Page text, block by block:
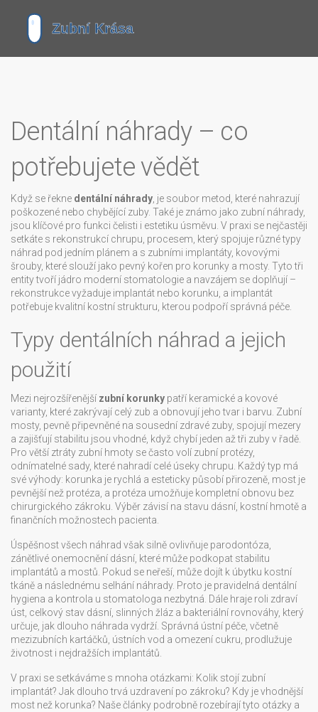
Dentální náhrady – co
potřebujete vědět
Když se řekne dentální náhrady je soubor metod, které nahrazují
poškozené nebo chybějící zuby. Také je známo jako zubní náhrady,
jsou klíčové pro funkci čelisti i estetiku úsměvu. V praxi se nejčastěji
setkáte s rekonstrukcí chrupu procesem, který spojuje různé typy
náhrad pod jedním plánem a s zubními implantáty, kovovými
šrouby, které slouží jako pevný kořen pro korunky a mosty. Tyto tři
entity tvoří jádro moderní stomatologie a navzájem se doplňují –
rekonstrukce vyžaduje implantát nebo korunku, a implantát
potřebuje kvalitní kostní strukturu, kterou podpoří správná péče.
Typy dentálních náhrad a jejich
použití
Mezi nejrozšířenější zubní korunky patří keramické a kovové
varianty, které zakrývají celý zub a obnovují jeho tvar i barvu. Zubní
mosty, pevně připevněné na sousední zdravé zuby, spojují mezery
a zajišťují stabilitu jsou vhodné, když chybí jeden až tři zuby v řadě.
Pro větší ztráty zubní hmoty se často volí zubní protézy,
odnímatelné sady, které nahradí celé úseky chrupu . Každý typ má
své výhody: korunka je rychlá a esteticky působí přirozeně, most je
pevnější než protéza, a protéza umožňuje kompletní obnovu bez
chirurgického zákroku. Výběr závisí na stavu dásní, kostní hmotě a
finančních možnostech pacienta.
Úspěšnost všech náhrad však silně ovlivňuje parodontóza
zánětlivé onemocnění dásní, které může podkopat stabilitu
implantátů a mostů . Pokud se neřeší, může dojít k úbytku kostní
tkáně a následnému selhání náhrady. Proto je pravidelná dentální
hygiena a kontrola u stomatologa nezbytná. Dále hraje roli zdraví
úst celkový stav dásní, slinných žláz a bakteriální rovnováhy, který
určuje, jak dlouho náhrada vydrží . Správná ústní péče, včetně
mezizubních kartáčků, ústních vod a omezení cukru, prodlužuje
životnost i nejdražších implantátů.
V praxi se setkáváme s mnoha otázkami: Kolik stojí zubní
implantát? Jak dlouho trvá uzdravení po zákroku? Kdy je vhodnější
most než korunka? Naše články podrobně rozebírají tyto otázky a